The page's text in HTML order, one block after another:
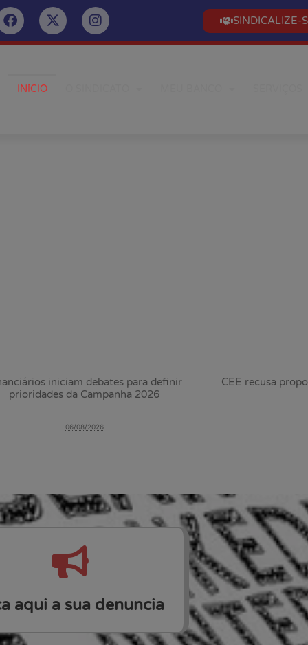
SINDICALIZE-
INÍCIO
iniciam debates para definir
prioridades da Campanha 2026
06/08/2026
CEE recusa
aqui a sua denuncia